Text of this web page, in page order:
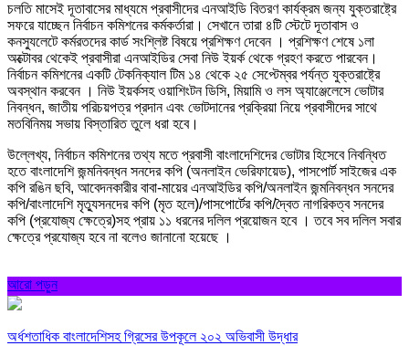
চলতি মাসেই দূতাবাসের মাধ্যমে প্রবাসীদের এনআইডি বিতরণ কার্যক্রম জন্য যুক্তরাষ্ট্রে
সফরে যাচ্ছেন নির্বাচন কমিশনের কর্মকর্তারা। সেখানে তারা ৪টি স্টেটে দূতাবাস ও
কনস্যুলেটে কর্মরতদের কার্ড সংশ্লিষ্ট বিষয়ে প্রশিক্ষণ দেবেন । প্রশিক্ষণ শেষে ১লা
অক্টোবর থেকেই প্রবাসীরা এনআইডির সেবা নিউ ইয়র্ক থেকে গ্রহণ করতে পারবেন।
নির্বাচন কমিশনের একটি টেকনিক্যাল টিম ১৪ থেকে ২৫ সেপ্টেম্বর পর্যন্ত যুক্তরাষ্ট্রে
অবস্থান করবেন । নিউ ইয়র্কসহ ওয়াশিংটন ডিসি, মিয়ামি ও লস অ্যাঞ্জেলেসে ভোটার
নিবন্ধন, জাতীয় পরিচয়পত্র প্রদান এবং ভোটদানের প্রক্রিয়া নিয়ে প্রবাসীদের সাথে
মতবিনিময় সভায় বিস্তারিত তুলে ধরা হবে।
উল্লেখ্য, নির্বাচন কমিশনের তথ্য মতে প্রবাসী বাংলাদেশিদের ভোটার হিসেবে নিবন্ধিত
হতে বাংলাদেশি জন্মনিবন্ধন সনদের কপি (অনলাইন ভেরিফায়েড), পাসপোর্ট সাইজের এক
কপি রঙিন ছবি, আবেদনকারীর বাবা-মায়ের এনআইডির কপি/অনলাইন জন্মনিবন্ধন সনদের
কপি/বাংলাদেশি মৃত্যুসনদের কপি (মৃত হলে)/পাসপোর্টের কপি/দ্বৈত নাগরিকত্ব সনদের
কপি (প্রযোজ্য ক্ষেত্রে)সহ প্রায় ১১ ধরনের দলিল প্রয়োজন হবে । তবে সব দলিল সবার
ক্ষেত্রে প্রযোজ্য হবে না বলেও জানানো হয়েছে ।
আরো পড়ুন
অর্ধশতাধিক বাংলাদেশিসহ গ্রিসের উপকূলে ২০২ অভিবাসী উদ্ধার